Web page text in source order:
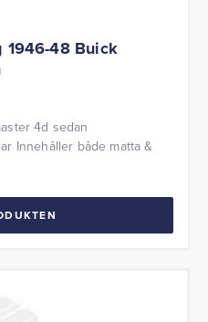
1946-48 Buick
4d sedan
Innehåller både matta &